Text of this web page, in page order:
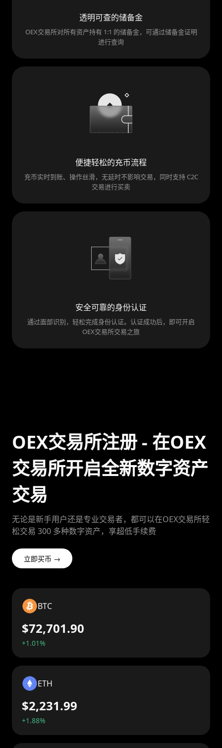
透明可查的储备金
OEX交易所对所有资产持有 1:1 的储备金，可通过储备金证明
进行查询
便捷轻松的充币流程
充币实时到账、操作丝滑，无延时不影响交易，同时支持 C2C
交易进行买卖
安全可靠的身份认证
通过面部识别，轻松完成身份认证。认证成功后，即可开启
OEX交易所交易之旅
OEX交易所注册 - 在OEX
交易所开启全新数字资产
交易
无论是新手用户还是专业交易者，都可以在OEX交易所轻
松交易 300 多种数字资产，享超低手续费
立即买币 →
BTC
$72,701.90
+1.01%
ETH
$2,231.99
+1.88%